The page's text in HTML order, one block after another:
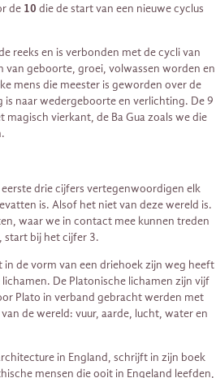
de 10 die de start van een nieuwe cyclus
reeks en is verbonden met de cycli van
van geboorte, groei, volwassen worden en
mens die meester is geworden over de
is naar wedergeboorte en verlichting. De 9
vierkant, de Ba Gua zoals we die
drie cijfers vertegenwoordigen elk
is. Alsof het niet van deze wereld is.
waar we in contact mee kunnen treden
start bij het cijfer 3.
in de vorm van een driehoek zijn weg heeft
De Platonische lichamen zijn vijf
Plato in verband gebracht werden met
de wereld: vuur, aarde, lucht, water en
in England, schrijft in zijn boek
mensen die ooit in Engeland leefden,